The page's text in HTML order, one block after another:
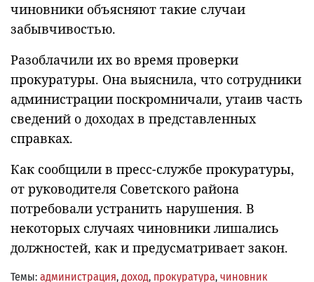
чиновники объясняют такие случаи
забывчивостью.
Разоблачили их во время проверки
прокуратуры. Она выяснила, что сотрудники
администрации поскромничали, утаив часть
сведений о доходах в представленных
справках.
Как сообщили в пресс-службе прокуратуры,
от руководителя Советского района
потребовали устранить нарушения. В
некоторых случаях чиновники лишались
должностей, как и предусматривает закон.
Темы: администрация, доход, прокуратура, чиновник